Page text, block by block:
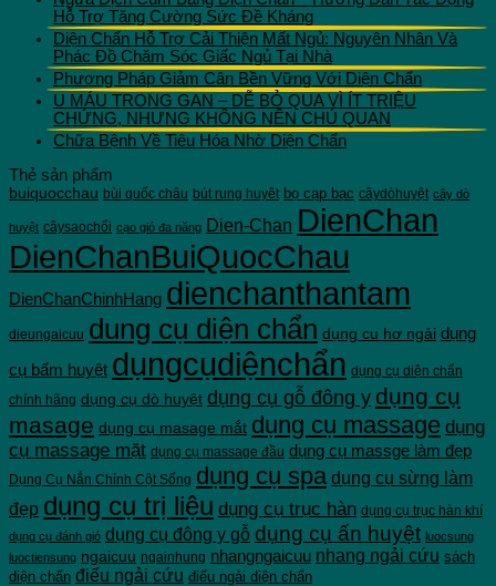
210.000 VNĐ
Hỗ Trợ Tăng Cường Sức Đề Kháng
Diện Chẩn Hỗ Trợ Cải Thiện Mất Ngủ: Nguyên Nhân Và
Phác Đồ Chăm Sóc Giấc Ngủ Tại Nhà
Phương Pháp Giảm Cân Bền Vững Với Diện Chẩn
U MÁU TRONG GAN – DỄ BỎ QUA VÌ ÍT TRIỆU
CHỨNG, NHƯNG KHÔNG NÊN CHỦ QUAN
Chữa Bệnh Về Tiêu Hóa Nhờ Diện Chẩn
Thẻ sản phẩm
buiquocchau bùi quốc châu bút rung huyêt bọ cạp bạc câydòhuyệt cây dò
huyệt câysaochổi cạo gió đa năng Dien-Chan DienChan
DienChanBuiQuocChau
DienChanChinhHang dienchanthantam
dieungaicuu dung cụ diện chẩn dụng cu hơ ngải dụng
cụ bấm huyệt dụngcụdiệnchẩn dụng cụ diện chẩn
chính hãng dụng cụ dò huyệt dụng cụ gỗ đông y dụng cụ
masage dụng cụ masage mắt dụng cụ massage dụng
cụ massage mặt dụng cụ massage đầu dụng cụ massge làm đẹp
Dụng Cụ Nắn Chỉnh Cột Sống dụng cụ spa dụng cụ sừng làm
đẹp dụng cụ trị liệu dụng cụ trục hàn dụng cụ trục hàn khí
dụng cụ đánh gió dụng cụ đông y gỗ dụng cụ ấn huyệt luocsung
luoctiensung ngaicuu ngainhung nhangngaicuu nhang ngải cứu sách
diện chẩn điếu ngải cứu điếu ngải diện chẩn